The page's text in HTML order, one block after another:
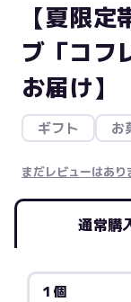
【夏限
ブ「コフ
お届け】
ギフト お
まだレビューはあり
通常購
１個